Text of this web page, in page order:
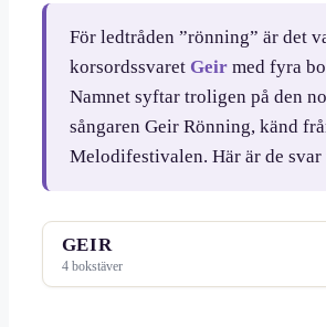
För ledtråden ”rönning” är det
korsordssvaret Geirmed fyra
Namnet syftar troligen på den
sångaren Geir Rönning, känd
Melodifestivalen. Här är de
GEIR
4 bokstäver